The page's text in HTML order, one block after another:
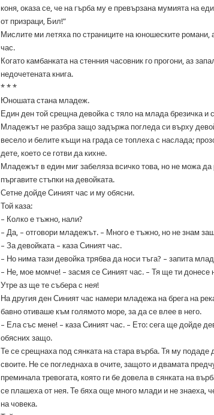
коня, оказа се, че на гърба му е превързана мумията на
от призраци, Бил!”
Мислите ми летяха по страниците на юношеските романи,
час.
Когато камбанката на стенния часовник го прогони, аз
недочетената книга.
* * *
Юношата стана младеж.
Един ден той срещна девойка с тяло на млада брезичка и
Младежът не разбра защо задържа погледа си върху
весело и белите къщи на града се топлеха с наслада;
дете, което се готви да кихне.
Младежът в един миг забеляза всичко това, но не можа
пъргавите стъпки на девойката.
Сетне дойде Синият час и му обясни.
Той каза:
– Колко е тъжно, нали?
– Да, – отговори младежът. – Много е тъжно, но не знам
– За девойката – каза Синият час.
– Но нима тази девойка трябва да носи тъга? – запита
– Не, мое момче! – засмя се Синият час. – Тя ще ти донесе
Утре аз ще те събера с нея!
На другия ден Синият час намери младежа на брега на
бавно отиваше към голямото море, за да се влее в него.
– Ела със мене! – каза Синият час. – Ето: сега ще дойде
обясних защо.
Те се срещнаха под сянката на стара върба. Тя му подаде
своите. Не се погледнаха в очите, защото и двамата
преминала тревогата, която ги бе довела в сянката на
се плашеха от нея. Те бяха още много млади и не знаеха,
на човека.